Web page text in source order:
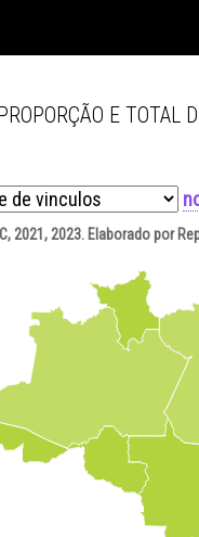
que
e
e público
de saúde
E TOTAL
2021, 2023. Elaborado por